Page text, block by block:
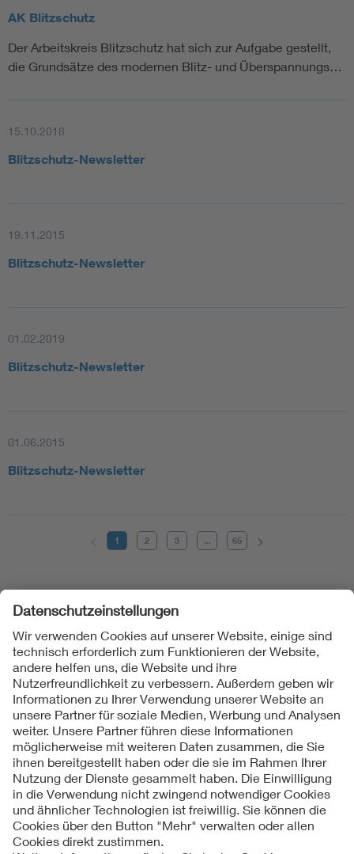
AK Blitzschutz
Der Arbeitskreis Blitzschutz hat sich zur Aufgabe gestellt,
die Grundsätze des modernen Blitz- und Überspannungs…
15.10.2018
Blitzschutz-Newsletter
19.11.2015
Blitzschutz-Newsletter
01.02.2019
Blitzschutz-Newsletter
01.06.2015
Blitzschutz-Newsletter
1 2 3 ... 65
Folgen Sie uns
Kontakte
Service
Impressum